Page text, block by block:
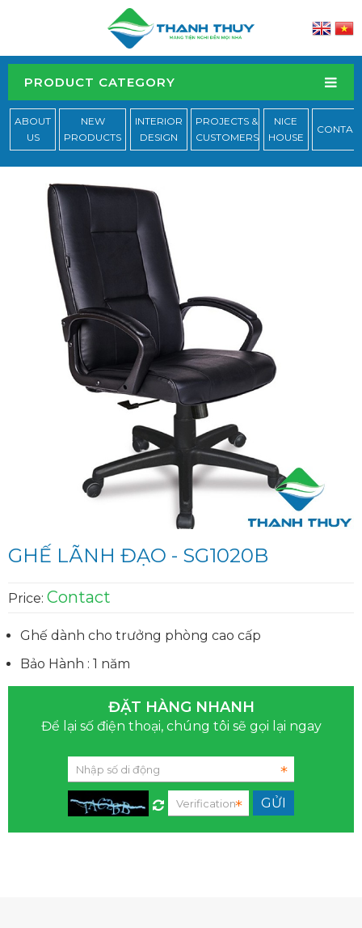
PRODUCT CATEGORY
ABOUT
US
NEW
PRODUCTS
INTERIOR
DESIGN
PROJECTS &
CUSTOMERS
NICE
HOUSE
GHẾ LÃNH ĐẠO - SG1020B
Price: Contact
Ghế dành cho trưởng phòng cao cấp
Bảo Hành : 1 năm
ĐẶT HÀNG NHANH
Để lại số điện thoại, chúng tôi sẽ gọi lại ngay